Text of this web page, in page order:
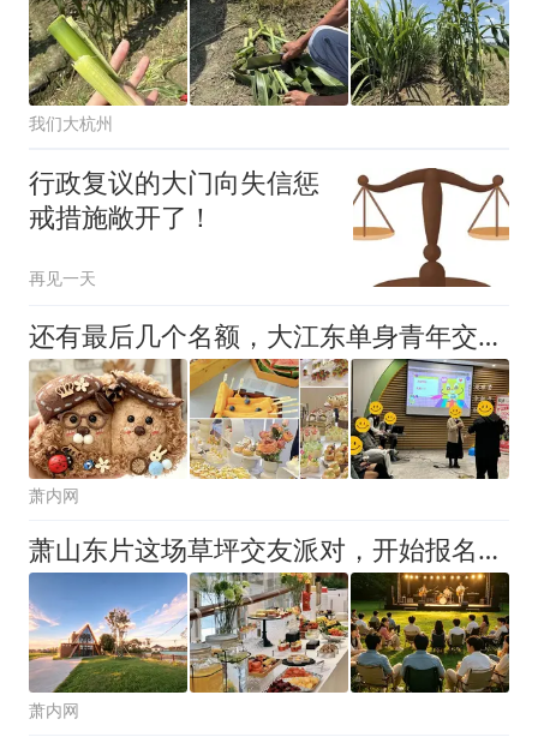
我们大杭州
行政复议的大门向失信惩
戒措施敞开了！
再见一天
还有最后几个名额，大江东单身青年交友局，轻松认识同频的人
萧内网
萧山东片这场草坪交友派对，开始报名！七夕最治愈的一场相遇
萧内网